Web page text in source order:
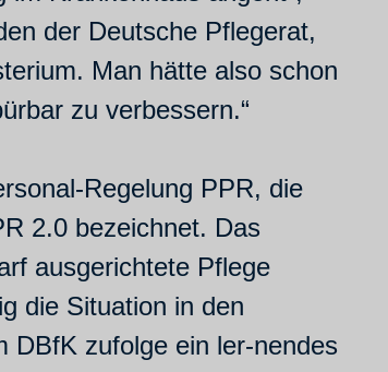
der Deutsche Pflegerat,
Man hätte also schon
zu verbessern.“
Regelung PPR, die
2.0 bezeichnet. Das
ausgerichtete Pflege
die Situation in den
DBfK zufolge ein ler-nendes